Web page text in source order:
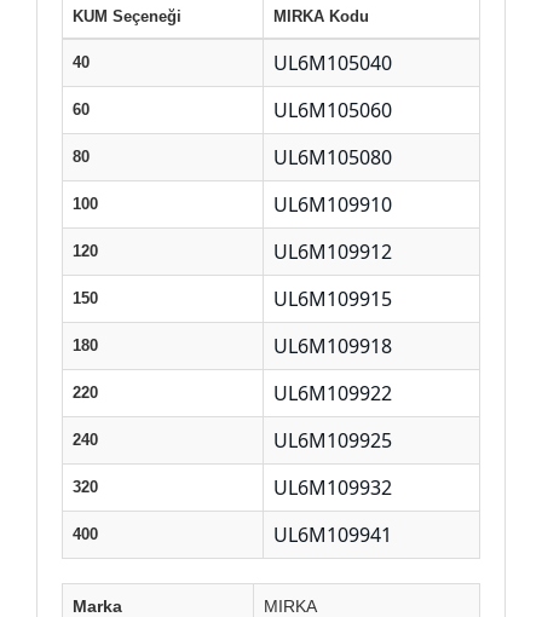
KUM Seçeneği MIRKA Kodu
40 UL6M105040
60 UL6M105060
80 UL6M105080
100 UL6M109910
120 UL6M109912
150 UL6M109915
180 UL6M109918
220 UL6M109922
240 UL6M109925
320 UL6M109932
400 UL6M109941
Marka MIRKA